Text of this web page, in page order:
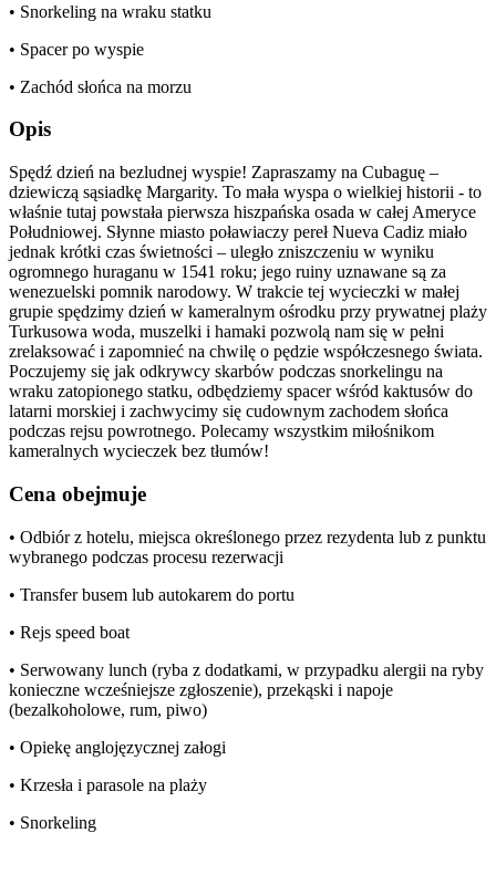
• Snorkeling na wraku statku
• Spacer po wyspie
• Zachód słońca na morzu
Opis
Spędź dzień na bezludnej wyspie! Zapraszamy na Cubaguę –
dziewiczą sąsiadkę Margarity. To mała wyspa o wielkiej historii - to
właśnie tutaj powstała pierwsza hiszpańska osada w całej Ameryce
Południowej. Słynne miasto poławiaczy pereł Nueva Cadiz miało
jednak krótki czas świetności – uległo zniszczeniu w wyniku
ogromnego huraganu w 1541 roku; jego ruiny uznawane są za
wenezuelski pomnik narodowy. W trakcie tej wycieczki w małej
grupie spędzimy dzień w kameralnym ośrodku przy prywatnej plaży
Turkusowa woda, muszelki i hamaki pozwolą nam się w pełni
zrelaksować i zapomnieć na chwilę o pędzie współczesnego świata.
Poczujemy się jak odkrywcy skarbów podczas snorkelingu na
wraku zatopionego statku, odbędziemy spacer wśród kaktusów do
latarni morskiej i zachwycimy się cudownym zachodem słońca
podczas rejsu powrotnego. Polecamy wszystkim miłośnikom
kameralnych wycieczek bez tłumów!
Cena obejmuje
• Odbiór z hotelu, miejsca określonego przez rezydenta lub z punktu
wybranego podczas procesu rezerwacji
• Transfer busem lub autokarem do portu
• Rejs speed boat
• Serwowany lunch (ryba z dodatkami, w przypadku alergii na ryby
konieczne wcześniejsze zgłoszenie), przekąski i napoje
(bezalkoholowe, rum, piwo)
• Opiekę anglojęzycznej załogi
• Krzesła i parasole na plaży
• Snorkeling